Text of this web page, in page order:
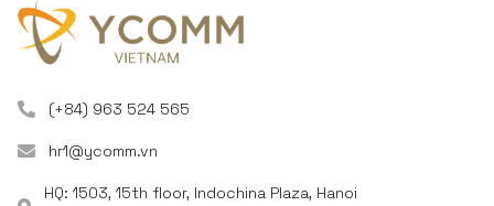
(+84) 963 524 565
hr1@ycomm.vn
HQ: 1503, 15th floor, Indochina Plaza, Hanoi